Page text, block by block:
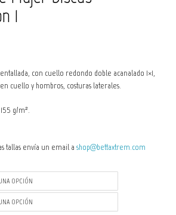
1
con cuello redondo doble acanalado 1×1,
cuello y hombros, costuras laterales.
g/m².
tallas envía un email a shop@bettaxtrem.com